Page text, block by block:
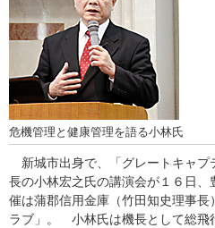
危機管理と健康管理を語る小林氏
新城市出身で、「グレートキャプ
長の小林宏之氏の講演会が１６日
催は蒲郡信用金庫（竹田知史理事
ラブ」。 小林氏は機長として総飛